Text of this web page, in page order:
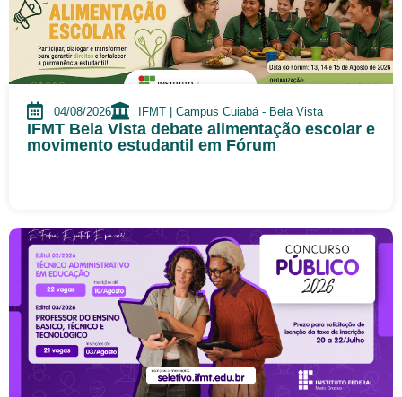
04/08/2026 IFMT | Campus Cuiabá - Bela Vista
IFMT Bela Vista debate alimentação escolar e
movimento estudantil em Fórum